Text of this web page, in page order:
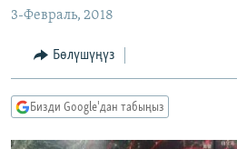
ЭКОНОМИКА
МАДАНИЯТ
БОРБОР АЗИЯ
АТАЙЫН ИЛИКТӨӨ
ТВ ПРОГРАММАЛАР
ЭКСПЕРТТЕР ТАЛДАЙТ
ӨЗГӨЧӨ ПИКИР
3-Февраль, 2018
Бөлүшүңүз
Бизди Google'дан табыңыз